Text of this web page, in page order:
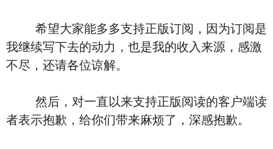
希望大家能多多支持正版订阅，因为订阅是
我继续写下去的动力，也是我的收入来源，感激
不尽，还请各位谅解。
然后，对一直以来支持正版阅读的客户端读
者表示抱歉，给你们带来麻烦了，深感抱歉。